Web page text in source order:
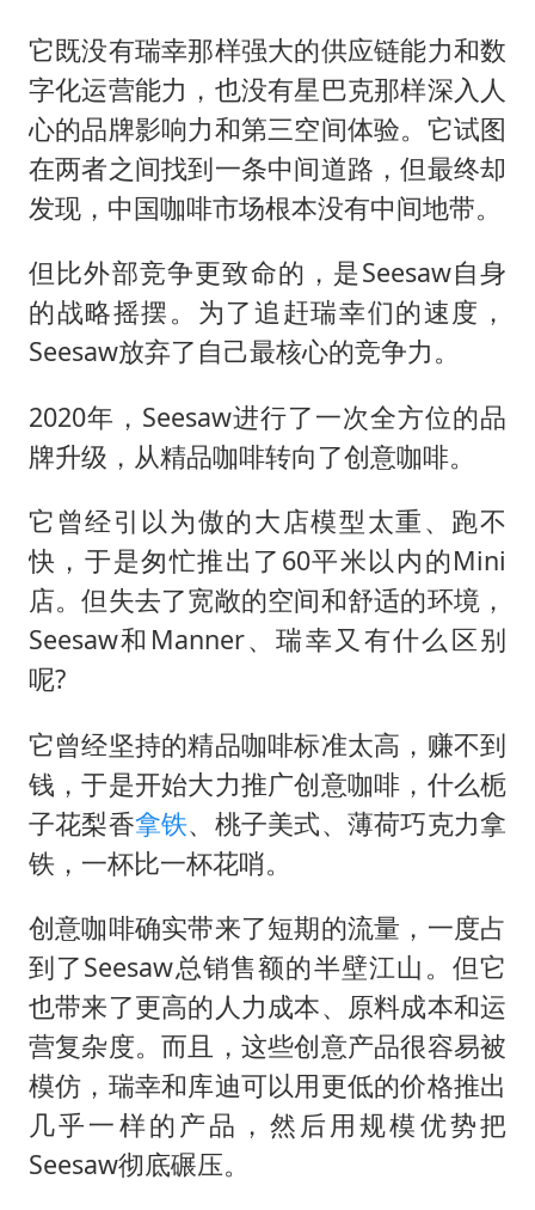
它既没有瑞幸那样强大的供应链能力和数
字化运营能力，也没有星巴克那样深入人
心的品牌影响力和第三空间体验。它试图
在两者之间找到一条中间道路，但最终却
发现，中国咖啡市场根本没有中间地带。
但比外部竞争更致命的，是Seesaw自身
的战略摇摆。为了追赶瑞幸们的速度，
Seesaw放弃了自己最核心的竞争力。
2020年，Seesaw进行了一次全方位的品
牌升级，从精品咖啡转向了创意咖啡。
它曾经引以为傲的大店模型太重、跑不
快，于是匆忙推出了60平米以内的Mini
店。但失去了宽敞的空间和舒适的环境，
Seesaw和Manner、瑞幸又有什么区别
呢?
它曾经坚持的精品咖啡标准太高，赚不到
钱，于是开始大力推广创意咖啡，什么栀
子花梨香拿铁、桃子美式、薄荷巧克力拿
铁，一杯比一杯花哨。
创意咖啡确实带来了短期的流量，一度占
到了Seesaw总销售额的半壁江山。但它
也带来了更高的人力成本、原料成本和运
营复杂度。而且，这些创意产品很容易被
模仿，瑞幸和库迪可以用更低的价格推出
几乎一样的产品，然后用规模优势把
Seesaw彻底碾压。